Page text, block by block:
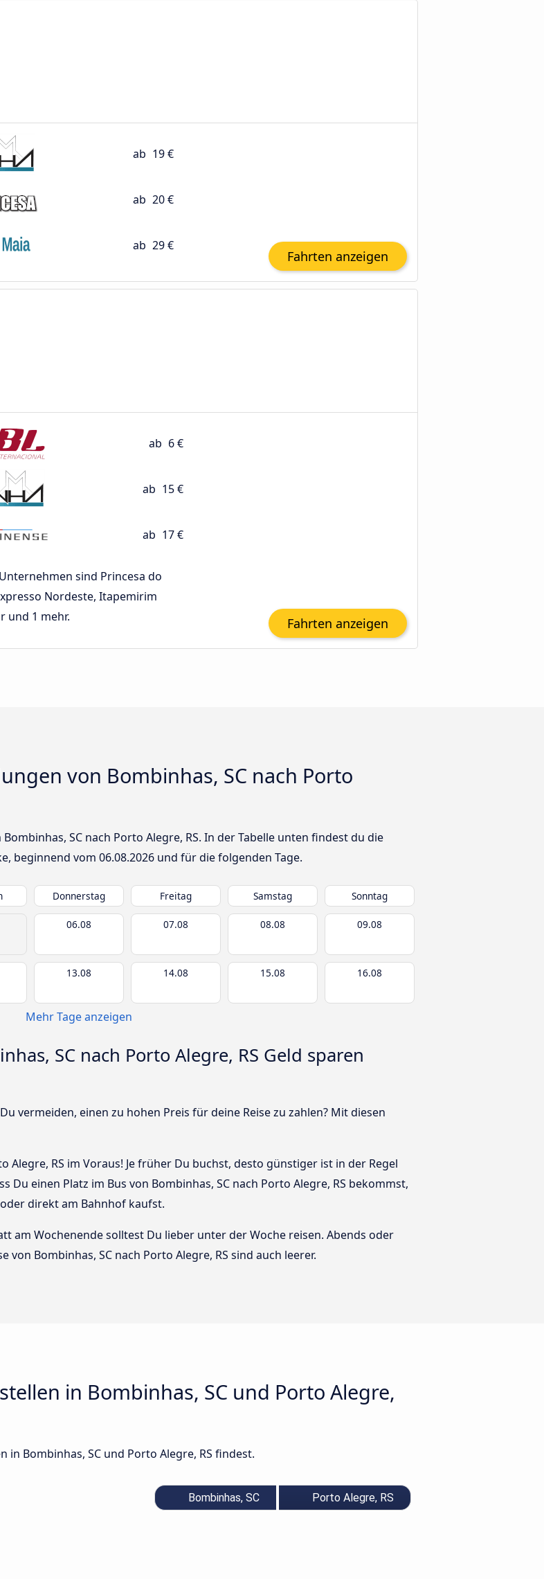
ab 19 €
ab 20 €
ab 29 €
Fahrten anzeigen
ab 6 €
ab 15 €
ab 17 €
sind Princesa do
Nordeste, Itapemirim
und 1 mehr.
Fahrten anzeigen
von Bombinhas, SC nach Porto
SC nach Porto Alegre, RS. In der Tabelle unten findest du die
beginnend vom 06.08.2026 und für die folgenden Tage.
Donnerstag Freitag Samstag Sonntag
06.08 07.08 08.08 09.08
13.08 14.08 15.08 16.08
Mehr Tage anzeigen
SC nach Porto Alegre, RS Geld sparen
vermeiden, einen zu hohen Preis für deine Reise zu zahlen? Mit diesen
Alegre, RS im Voraus! Je früher Du buchst, desto günstiger ist in der Regel
Du einen Platz im Bus von Bombinhas, SC nach Porto Alegre, RS bekommst,
direkt am Bahnhof kaufst.
am Wochenende solltest Du lieber unter der Woche reisen. Abends oder
Bombinhas, SC nach Porto Alegre, RS sind auch leerer.
in Bombinhas, SC und Porto Alegre,
Bombinhas, SC und Porto Alegre, RS findest.
Bombinhas, SC Porto Alegre, RS